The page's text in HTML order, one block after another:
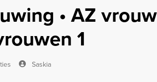
• AZ
1
Saskia